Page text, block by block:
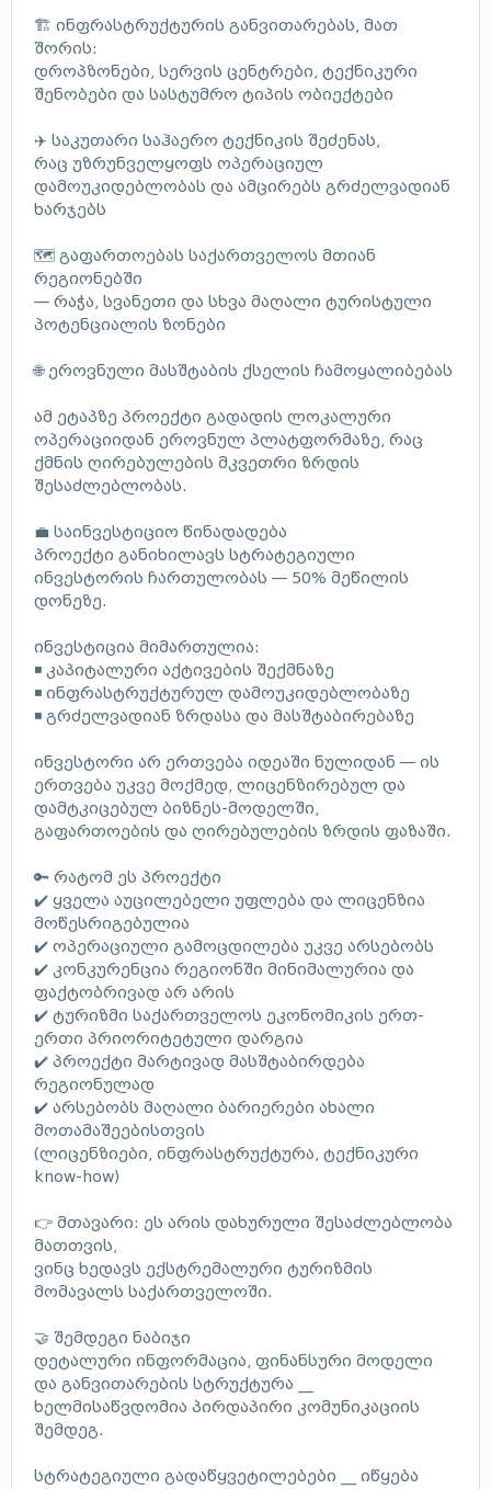
🏗️ ინფრასტრუქტურის განვითარებას, მათ
შორის:
დროპზონები, სერვის ცენტრები, ტექნიკური
შენობები და სასტუმრო ტიპის ობიექტები
✈️ საკუთარი საჰაერო ტექნიკის შეძენას,
რაც უზრუნველყოფს ოპერაციულ
დამოუკიდებლობას და ამცირებს გრძელვადიან
ხარჯებს
🗺️ გაფართოებას საქართველოს მთიან
რეგიონებში
— რაჭა, სვანეთი და სხვა მაღალი ტურისტული
პოტენციალის ზონები
🌐 ეროვნული მასშტაბის ქსელის ჩამოყალიბებას
ამ ეტაპზე პროექტი გადადის ლოკალური
ოპერაციიდან ეროვნულ პლატფორმაზე, რაც
ქმნის ღირებულების მკვეთრი ზრდის
შესაძლებლობას.
💼 საინვესტიციო წინადადება
პროექტი განიხილავს სტრატეგიული
ინვესტორის ჩართულობას — 50% მეწილის
დონეზე.
ინვესტიცია მიმართულია:
◾ კაპიტალური აქტივების შექმნაზე
◾ ინფრასტრუქტურულ დამოუკიდებლობაზე
◾ გრძელვადიან ზრდასა და მასშტაბირებაზე
ინვესტორი არ ერთვება იდეაში ნულიდან — ის
ერთვება უკვე მოქმედ, ლიცენზირებულ და
დამტკიცებულ ბიზნეს-მოდელში,
გაფართოების და ღირებულების ზრდის ფაზაში.
🔑 რატომ ეს პროექტი
✔️ ყველა აუცილებელი უფლება და ლიცენზია
მოწესრიგებულია
✔️ ოპერაციული გამოცდილება უკვე არსებობს
✔️ კონკურენცია რეგიონში მინიმალურია და
ფაქტობრივად არ არის
✔️ ტურიზმი საქართველოს ეკონომიკის ერთ-
ერთი პრიორიტეტული დარგია
✔️ პროექტი მარტივად მასშტაბირდება
რეგიონულად
✔️ არსებობს მაღალი ბარიერები ახალი
მოთამაშეებისთვის
(ლიცენზიები, ინფრასტრუქტურა, ტექნიკური
know-how)
👉 მთავარი: ეს არის დახურული შესაძლებლობა
მათთვის,
ვინც ხედავს ექსტრემალური ტურიზმის
მომავალს საქართველოში.
🤝 შემდეგი ნაბიჯი
დეტალური ინფორმაცია, ფინანსური მოდელი
და განვითარების სტრუქტურა __
ხელმისაწვდომია პირდაპირი კომუნიკაციის
შემდეგ.
სტრატეგიული გადაწყვეტილებები __ იწყება